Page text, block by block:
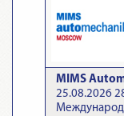
MIMS
25.08.2026